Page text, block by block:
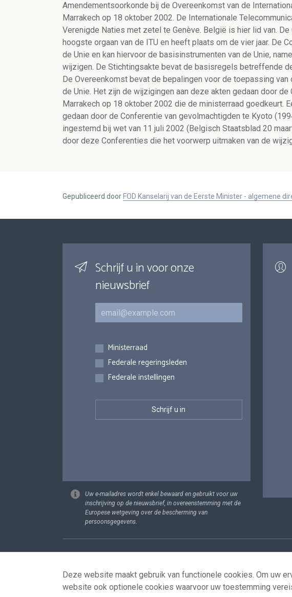
Amendementsoorkonde bij de Overeenkomst van de
Marrakech op 18 oktober 2002. De Internationale
Verenigde Naties met zetel te Genève. België is hier lid van.
hoogste orgaan van de ITU en heeft plaats om de vier jaar. De
de Unie en kan hiervoor de basisinstrumenten van de Unie,
wijzigen. De Stichtingsakte bevat de basisregels betreffende
De Overeenkomst bevat de bepalingen voor de toepassing
de Unie. Het zijn de wijzigingen aan deze akten gedaan door
Marrakech op 18 oktober 2002 die de ministerraad goedkeurt.
gedaan door de Conferentie van gevolmachtigden te Kyoto
ingestemd bij wet van 11 juli 2002 (Belgisch Staatsblad 20
door deze Conferenties die het voorwerp uitmaken van de
Gepubliceerd door FOD Kanselarij van de Eerste Minister - algemene
Schrijf u in voor onze
nieuwsbrief
E-mail
Inschrijvingen
Ministerraad
Federale regeringsleden
Federale instellingen
Uw e-mailadres wordt enkel bewaard en gebruikt voor uw
inschrijving op de nieuwsbrief, in overeenstemming met de
Europese wetgeving over de bescherming van
persoonsgegevens.
Footer
Deze website maakt gebruik van functionele cookies. Om uw
website ook optionele cookies waarvoor uw toestemming